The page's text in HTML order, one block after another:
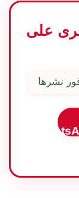
على
نشرها